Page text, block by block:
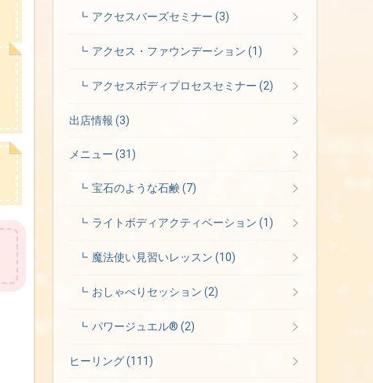
アクセスバーズセミナー(3)
アクセス・ファウンデーション(1)
アクセスボディプロセスセミナー(2)
出店情報 (3)
メニュー (31)
宝石のような石鹸(7)
ライトボディアクティベーション(1)
魔法使い見習いレッスン(10)
おしゃべりセッション(2)
パワージュエル®(2)
ヒーリング(111)